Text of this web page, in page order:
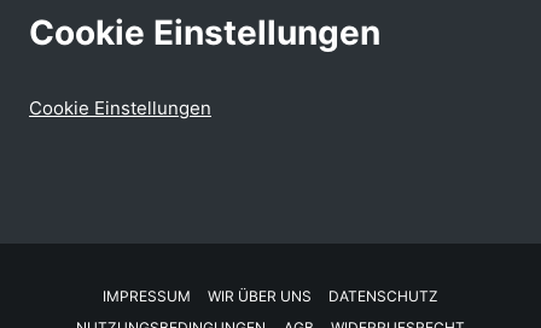
Cookie Einstellungen
Cookie Einstellungen
IMPRESSUM WIR ÜBER UNS
DATENSCHUTZ